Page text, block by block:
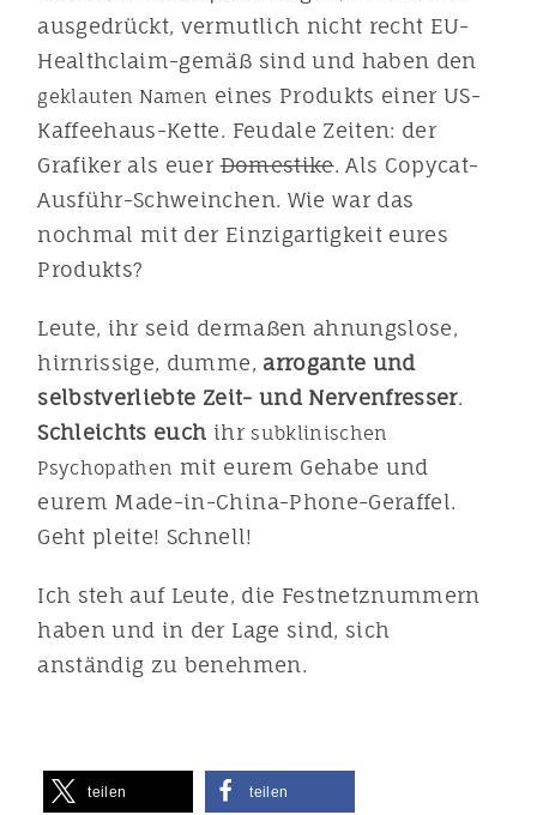
ausgedrückt, vermutlich nicht recht EU-
Healthclaim-gemäß sind und haben den
geklauten Namen eines Produkts einer US-
Kaffeehaus-Kette. Feudale Zeiten: der
Grafiker als euerDomestike. Als Copycat-
Ausführ-Schweinchen. Wie war das
nochmal mit der Einzigartigkeit eures
Produkts?
Leute, ihr seid dermaßen ahnungslose,
hirnrissige, dumme, arrogante und
selbstverliebte Zeit- und Nervenfresser.
Schleichts euch ihr subklinischen
Psychopathen mit eurem Gehabe und
eurem Made-in-China-Phone-Geraffel.
Geht pleite! Schnell!
Ich steh auf Leute, die Festnetznummern
haben und in der Lage sind, sich
anständig zu benehmen.
teilen teilen